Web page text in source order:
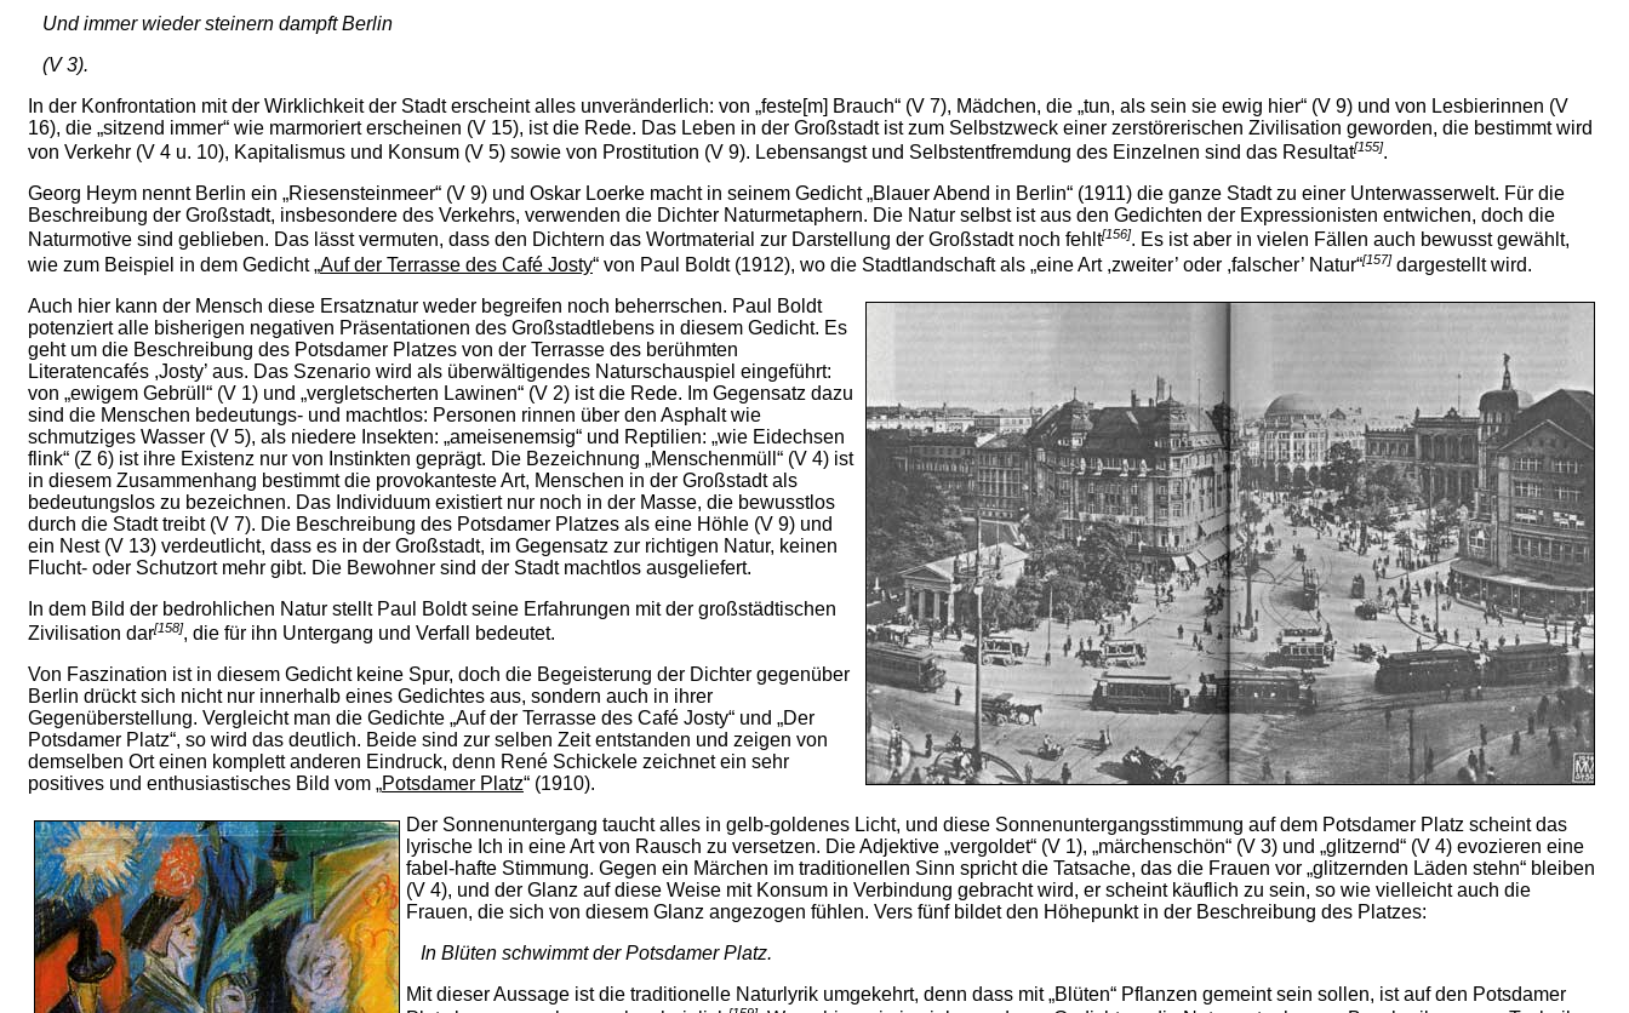
Und immer wieder steinern dampft Berlin
(V 3).
In der Konfrontation mit der Wirklichkeit der Stadt erscheint alles unveränderlich: von „feste[m] Brauch“ (V 7), Mädchen, die „tun, als sein sie ewig hier“ (V 9) und von Lesbierinnen (V
16), die „sitzend immer“ wie marmoriert erscheinen (V 15), ist die Rede. Das Leben in der Großstadt ist zum Selbstzweck einer zerstörerischen Zivilisation geworden, die bestimmt wird
von Verkehr (V 4 u. 10), Kapitalismus und Konsum (V 5) sowie von Prostitution (V 9). Lebensangst und Selbstentfremdung des Einzelnen sind das Resultat[155].
Georg Heym nennt Berlin ein „Riesensteinmeer“ (V 9) und Oskar Loerke macht in seinem Gedicht „Blauer Abend in Berlin“ (1911) die ganze Stadt zu einer Unterwasserwelt. Für die
Beschreibung der Großstadt, insbesondere des Verkehrs, verwenden die Dichter Naturmetaphern. Die Natur selbst ist aus den Gedichten der Expressionisten entwichen, doch die
Naturmotive sind geblieben. Das lässt vermuten, dass den Dichtern das Wortmaterial zur Darstellung der Großstadt noch fehlt[156]. Es ist aber in vielen Fällen auch bewusst gewählt,
wie zum Beispiel in dem Gedicht „Auf der Terrasse des Café Josty“ von Paul Boldt (1912), wo die Stadtlandschaft als „eine Art ,zweiter’ oder ,falscher’ Natur“[157] dargestellt wird.
Auch hier kann der Mensch diese Ersatznatur weder begreifen noch beherrschen. Paul Boldt
potenziert alle bisherigen negativen Präsentationen des Großstadtlebens in diesem Gedicht. Es
geht um die Beschreibung des Potsdamer Platzes von der Terrasse des berühmten
Literatencafés ,Josty’ aus. Das Szenario wird als überwältigendes Naturschauspiel eingeführt:
von „ewigem Gebrüll“ (V 1) und „vergletscherten Lawinen“ (V 2) ist die Rede. Im Gegensatz dazu
sind die Menschen bedeutungs- und machtlos: Personen rinnen über den Asphalt wie
schmutziges Wasser (V 5), als niedere Insekten: „ameisenemsig“ und Reptilien: „wie Eidechsen
flink“ (Z 6) ist ihre Existenz nur von Instinkten geprägt. Die Bezeichnung „Menschenmüll“ (V 4) ist
in diesem Zusammenhang bestimmt die provokanteste Art, Menschen in der Großstadt als
bedeutungslos zu bezeichnen. Das Individuum existiert nur noch in der Masse, die bewusstlos
durch die Stadt treibt (V 7). Die Beschreibung des Potsdamer Platzes als eine Höhle (V 9) und
ein Nest (V 13) verdeutlicht, dass es in der Großstadt, im Gegensatz zur richtigen Natur, keinen
Flucht- oder Schutzort mehr gibt. Die Bewohner sind der Stadt machtlos ausgeliefert.
In dem Bild der bedrohlichen Natur stellt Paul Boldt seine Erfahrungen mit der großstädtischen
Zivilisation dar[158], die für ihn Untergang und Verfall bedeutet.
Von Faszination ist in diesem Gedicht keine Spur, doch die Begeisterung der Dichter gegenüber
Berlin drückt sich nicht nur innerhalb eines Gedichtes aus, sondern auch in ihrer
Gegenüberstellung. Vergleicht man die Gedichte „Auf der Terrasse des Café Josty“ und „Der
Potsdamer Platz“, so wird das deutlich. Beide sind zur selben Zeit entstanden und zeigen von
demselben Ort einen komplett anderen Eindruck, denn René Schickele zeichnet ein sehr
positives und enthusiastisches Bild vom „Potsdamer Platz“ (1910).
Der Sonnenuntergang taucht alles in gelb-goldenes Licht, und diese Sonnenuntergangsstimmung auf dem Potsdamer Platz scheint das
lyrische Ich in eine Art von Rausch zu versetzen. Die Adjektive „vergoldet“ (V 1), „märchenschön“ (V 3) und „glitzernd“ (V 4) evozieren eine
fabel-hafte Stimmung. Gegen ein Märchen im traditionellen Sinn spricht die Tatsache, das die Frauen vor „glitzernden Läden stehn“ bleiben
(V 4), und der Glanz auf diese Weise mit Konsum in Verbindung gebracht wird, er scheint käuflich zu sein, so wie vielleicht auch die
Frauen, die sich von diesem Glanz angezogen fühlen. Vers fünf bildet den Höhepunkt in der Beschreibung des Platzes:
In Blüten schwimmt der Potsdamer Platz.
Mit dieser Aussage ist die traditionelle Naturlyrik umgekehrt, denn dass mit „Blüten“ Pflanzen gemeint sein sollen, ist auf den Potsdamer